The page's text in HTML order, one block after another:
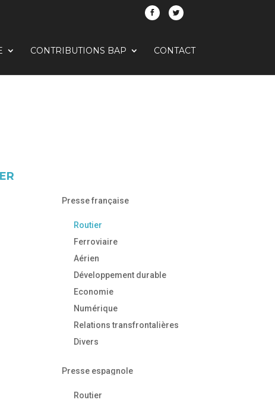
CONTRIBUTIONS BAP CONTACT
Presse française
Routier
Ferroviaire
Aérien
Développement durable
Economie
Numérique
Relations transfrontalières
Divers
Presse espagnole
Routier